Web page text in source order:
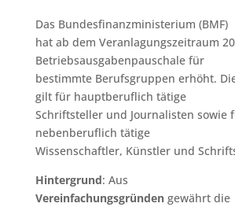
Das Bundesfinanzministerium (BMF)
hat ab dem Veranlagungszeitraum
Betriebsausgabenpauschale für
bestimmte Berufsgruppen erhöht.
gilt für hauptberuflich tätige
Schriftsteller und Journalisten sowie
nebenberuflich tätige
Wissenschaftler, Künstler und
Hintergrund: Aus
Vereinfachungsgründengewährt die